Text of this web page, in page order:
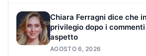
Chiara Ferragni dice che
privilegio dopo i
aspetto
AGOSTO 6, 2026